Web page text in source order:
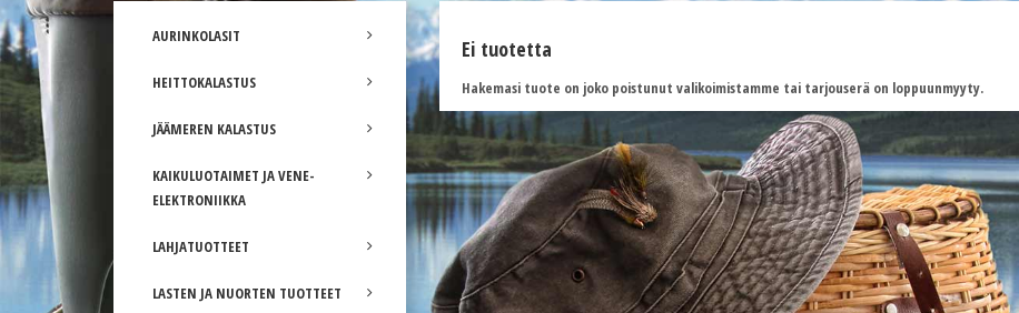
AURINKOLASIT
HEITTOKALASTUS
JÄÄMEREN KALASTUS
KAIKULUOTAIMET JA VENE-
ELEKTRONIIKKA
LAHJATUOTTEET
LASTEN JA NUORTEN TUOTTEET
Ei tuotetta
Hakemasi tuote on joko poistunut valikoimistamme tai tarjouserä on loppuunmyyty.